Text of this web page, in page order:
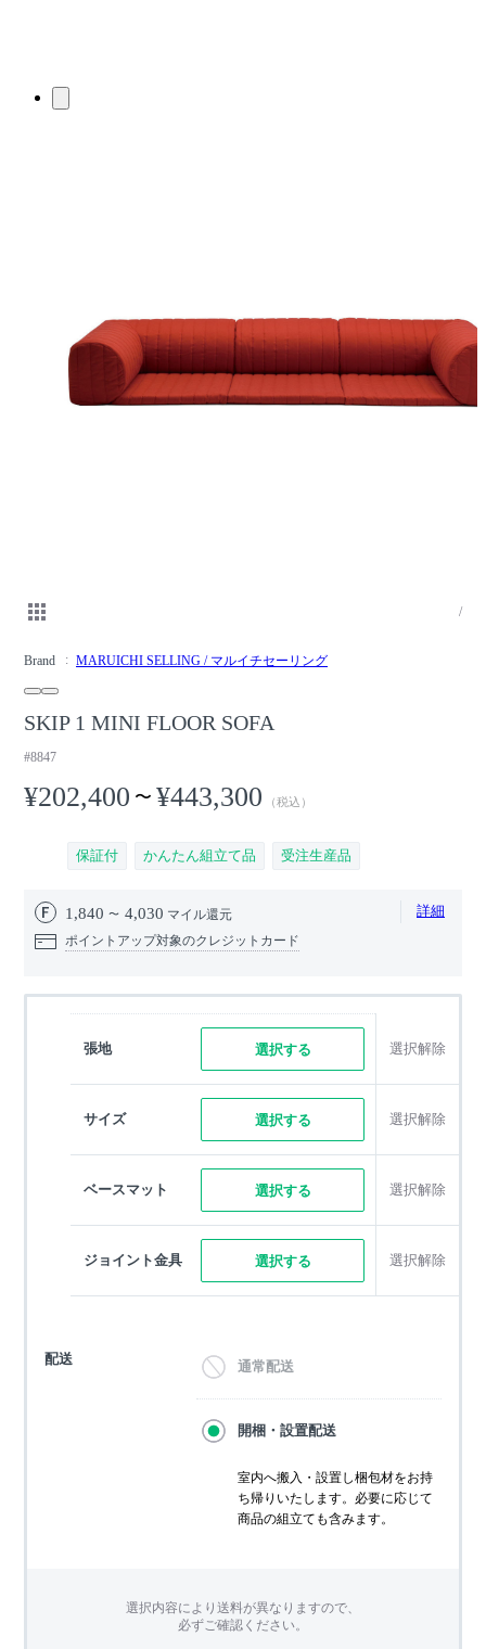
/
Brand MARUICHI SELLING / マルイチセーリング
SKIP 1 MINI FLOOR SOFA
#8847
¥202,400 〜 ¥443,300 （税込）
保証付 かんたん組立て品 受注生産品
1,840 4,030 マイル還元 詳細
ポイントアップ対象のクレジットカード
張地 選択する 選択解除
サイズ 選択する 選択解除
ベースマット 選択する 選択解除
ジョイント金具 選択する 選択解除
配送 通常配送
開梱・設置配送
室内へ搬入・設置し梱包材をお持
ち帰りいたします。必要に応じて
商品の組立ても含みます。
選択内容により送料が異なりますので、
必ずご確認ください。